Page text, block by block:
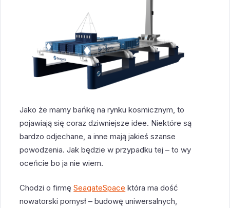
Jako że mamy bańkę na rynku kosmicznym, to
pojawiają się coraz dziwniejsze idee. Niektóre są
bardzo odjechane, a inne mają jakieś szanse
powodzenia. Jak będzie w przypadku tej – to wy
oceńcie bo ja nie wiem.
Chodzi o firmęSeagateSpace która ma dość
nowatorski pomysł – budowę uniwersalnych,